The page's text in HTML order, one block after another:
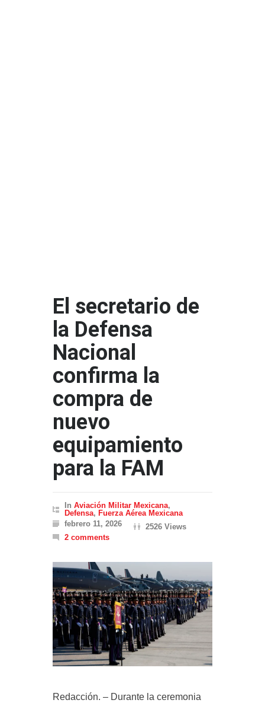
El secretario de
la Defensa
Nacional
confirma la
compra de
nuevo
equipamiento
para la FAM
In Aviación Militar Mexicana,
Defensa, Fuerza Aérea Mexicana
febrero 11, 2026
2526 Views
2 comments
Redacción. – Durante la ceremonia